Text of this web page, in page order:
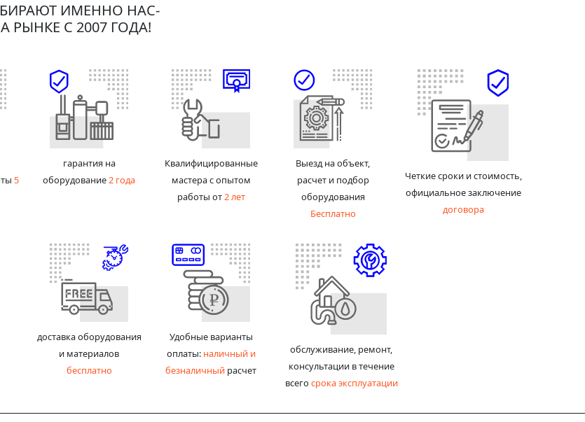
ИМЕННО НАС-
РЫНКЕ С 2007 ГОДА!
5
гарантия на
оборудование 2 года
Квалифицированные
мастера с опытом
работы от 2 лет
Выезд на объект,
расчет и подбор
оборудования
Бесплатно
Четкие сроки и стоимость,
официальное заключение
договора
доставка оборудования
и материалов
бесплатно
Удобные варианты
оплаты: наличный и
безналичный расчет
обслуживание, ремонт,
консультации в течение
всего срока эксплуатации